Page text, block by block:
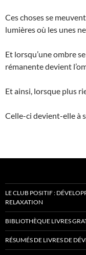
Ces choses se
lumières où les unes
Et lorsqu’une ombre
rémanente devient
Et ainsi, lorsque plus
Celle-ci devient-elle à
LE CLUB POSITIF :
RELAXATION
BIBLIOTHÈQUE LIVRES
RÉSUMÉS DE LIVRES DE